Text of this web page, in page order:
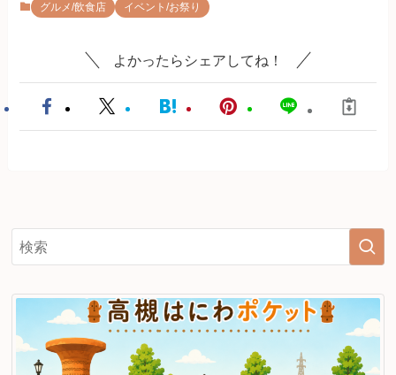
グルメ/飲食店 イベント/お祭り
よかったらシェアしてね！